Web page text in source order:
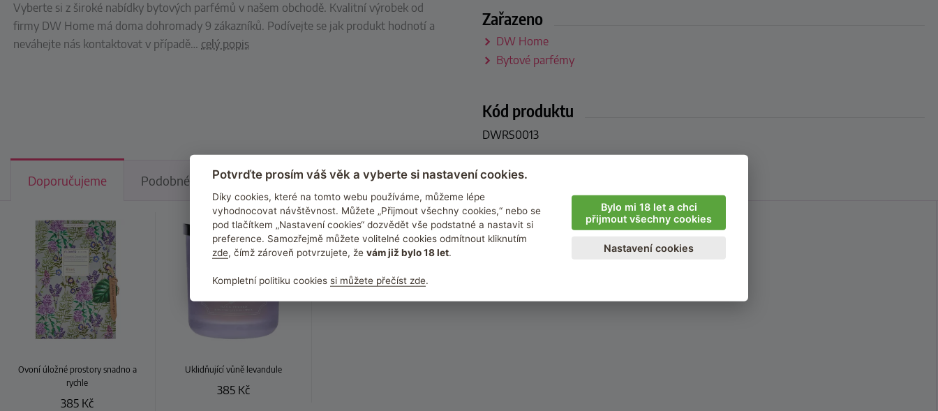
Vyberte si z široké nabídky bytových parfémů v našem obchodě. Kvalitní výrobek od
firmy DW Home má doma dohromady 9 zákazníků. Podívejte se jak produkt hodnotí a
neváhejte nás kontaktovat v případě… celý popis
Zařazeno
DW Home
Bytové parfémy
Kód produktu
DWRS0013
Doporučujeme Podobné produkty Zákazníci kupují v kombinaci
Ovoní úložné prostory snadno a
rychle
385 Kč
Uklidňující vůně levandule
385 Kč
Potvrďte prosím váš věk a vyberte si nastavení cookies.
Díky cookies, které na tomto webu používáme, můžeme lépe
vyhodnocovat návštěvnost. Můžete „Přijmout všechny cookies,“ nebo se
pod tlačítkem „Nastavení cookies“ dozvědět vše podstatné a nastavit si
preference. Samozřejmě můžete volitelné cookies odmítnout kliknutím
zde, čímž zároveň potvrzujete, že vám již bylo 18 let.
Kompletní politiku cookies si můžete přečíst zde.
Bylo mi 18 let a chci
přijmout všechny cookies
Nastavení cookies